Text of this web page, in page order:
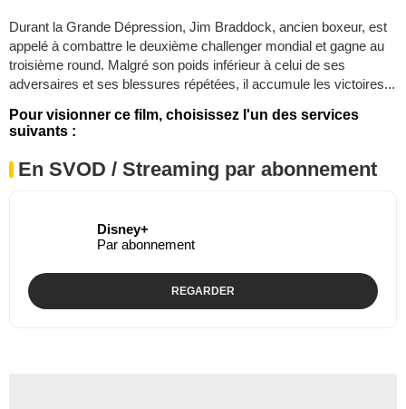
Durant la Grande Dépression, Jim Braddock, ancien boxeur, est
appelé à combattre le deuxième challenger mondial et gagne au
troisième round. Malgré son poids inférieur à celui de ses
adversaires et ses blessures répétées, il accumule les victoires...
Pour visionner ce film, choisissez l'un des services
suivants :
En SVOD / Streaming par abonnement
Disney+
Par abonnement
REGARDER